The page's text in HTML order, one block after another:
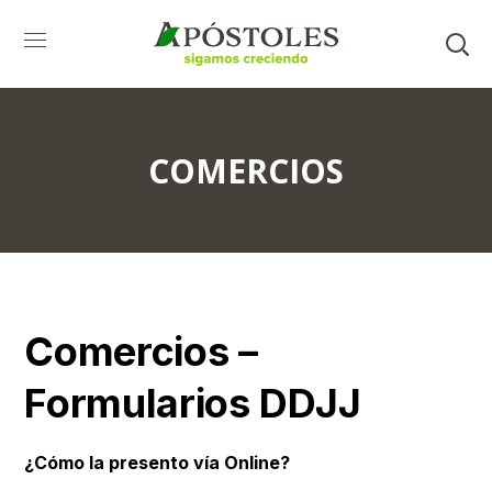
COMERCIOS
Comercios –
Formularios DDJJ
¿Cómo la presento vía Online?